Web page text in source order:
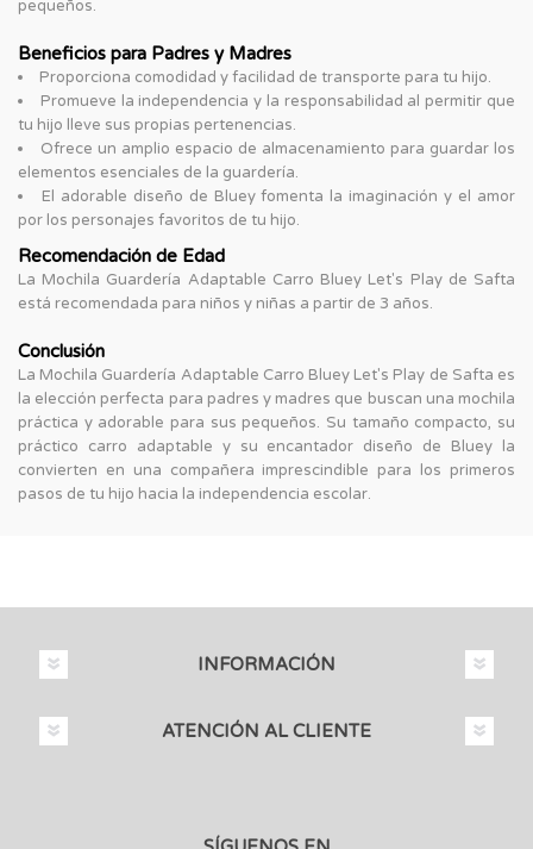
pequeños.
Beneficios para Padres y Madres
Proporciona comodidad y facilidad de transporte para tu hijo.
Promueve la independencia y la responsabilidad al permitir que
tu hijo lleve sus propias pertenencias.
Ofrece un amplio espacio de almacenamiento para guardar los
elementos esenciales de la guardería.
El adorable diseño de Bluey fomenta la imaginación y el amor
por los personajes favoritos de tu hijo.
Recomendación de Edad
La Mochila Guardería Adaptable Carro Bluey Let's Play de Safta
está recomendada para niños y niñas a partir de 3 años.
Conclusión
La Mochila Guardería Adaptable Carro Bluey Let's Play de Safta es
la elección perfecta para padres y madres que buscan una mochila
práctica y adorable para sus pequeños. Su tamaño compacto, su
práctico carro adaptable y su encantador diseño de Bluey la
convierten en una compañera imprescindible para los primeros
pasos de tu hijo hacia la independencia escolar.
INFORMACIÓN
ATENCIÓN AL CLIENTE